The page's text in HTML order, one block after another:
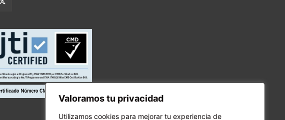
Valoramos tu privacidad
Utilizamos cookies para mejorar tu experiencia de